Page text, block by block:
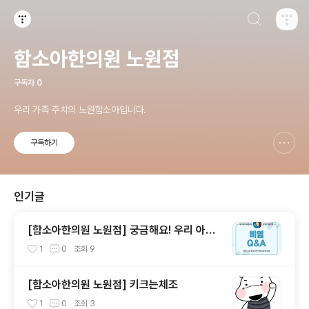
함소아한의원 노원점
구독자 0
우리 가족 주치의 노원함소아입니다.
구독하기
인기글
[함소아한의원 노원점] 궁금해요! 우리 아이
괴롭히는 불청객 비염
1 0 조회 9
[함소아한의원 노원점] 키크는체조
1 0 조회 3